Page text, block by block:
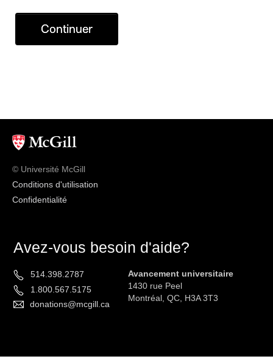
Continuer
© Université McGill
Conditions d'utilisation
Confidentialité
Avez-vous besoin d'aide?
514.398.2787
1.800.567.5175
donations@mcgill.ca
Avancement universitaire
1430 rue Peel
Montréal, QC, H3A 3T3